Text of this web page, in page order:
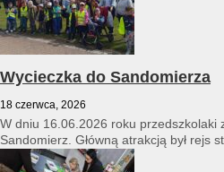
Wycieczka do Sandomierza
18 czerwca, 2026
W dniu 16.06.2026 roku przedszkolaki
Sandomierz. Główną atrakcją był rejs